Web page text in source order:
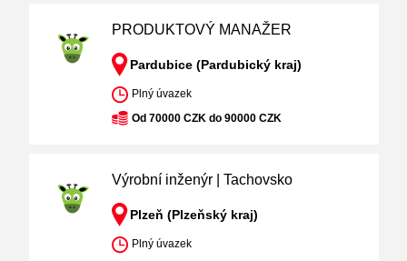
PRODUKTOVÝ MANAŽER
Pardubice (Pardubický kraj)
Plný úvazek
Od 70000 CZK do 90000 CZK
Výrobní inženýr | Tachovsko
Plzeň (Plzeňský kraj)
Plný úvazek